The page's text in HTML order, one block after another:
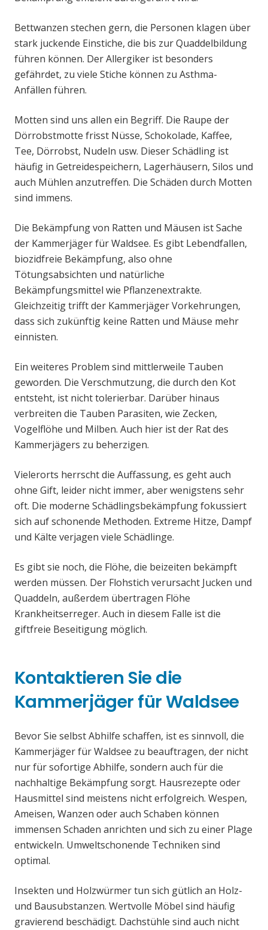
Bettwanzen stechen gern, die Personen klagen über
stark juckende Einstiche, die bis zur Quaddelbildung
führen können. Der Allergiker ist besonders
gefährdet, zu viele Stiche können zu Asthma-
Anfällen führen.
Motten sind uns allen ein Begriff. Die Raupe der
Dörrobstmotte frisst Nüsse, Schokolade, Kaffee,
Tee, Dörrobst, Nudeln usw. Dieser Schädling ist
häufig in Getreidespeichern, Lagerhäusern, Silos und
auch Mühlen anzutreffen. Die Schäden durch Motten
sind immens.
Die Bekämpfung von Ratten und Mäusen ist Sache
der Kammerjäger für Waldsee. Es gibt Lebendfallen,
biozidfreie Bekämpfung, also ohne
Tötungsabsichten und natürliche
Bekämpfungsmittel wie Pflanzenextrakte.
Gleichzeitig trifft der Kammerjäger Vorkehrungen,
dass sich zukünftig keine Ratten und Mäuse mehr
einnisten.
Ein weiteres Problem sind mittlerweile Tauben
geworden. Die Verschmutzung, die durch den Kot
entsteht, ist nicht tolerierbar. Darüber hinaus
verbreiten die Tauben Parasiten, wie Zecken,
Vogelflöhe und Milben. Auch hier ist der Rat des
Kammerjägers zu beherzigen.
Vielerorts herrscht die Auffassung, es geht auch
ohne Gift, leider nicht immer, aber wenigstens sehr
oft. Die moderne Schädlingsbekämpfung fokussiert
sich auf schonende Methoden. Extreme Hitze, Dampf
und Kälte verjagen viele Schädlinge.
Es gibt sie noch, die Flöhe, die beizeiten bekämpft
werden müssen. Der Flohstich verursacht Jucken und
Quaddeln, außerdem übertragen Flöhe
Krankheitserreger. Auch in diesem Falle ist die
giftfreie Beseitigung möglich.
Kontaktieren Sie die
Kammerjäger für Waldsee
Bevor Sie selbst Abhilfe schaffen, ist es sinnvoll, die
Kammerjäger für Waldsee zu beauftragen, der nicht
nur für sofortige Abhilfe, sondern auch für die
nachhaltige Bekämpfung sorgt. Hausrezepte oder
Hausmittel sind meistens nicht erfolgreich. Wespen,
Ameisen, Wanzen oder auch Schaben können
immensen Schaden anrichten und sich zu einer Plage
entwickeln. Umweltschonende Techniken sind
optimal.
Insekten und Holzwürmer tun sich gütlich an Holz-
und Bausubstanzen. Wertvolle Möbel sind häufig
gravierend beschädigt. Dachstühle sind auch nicht